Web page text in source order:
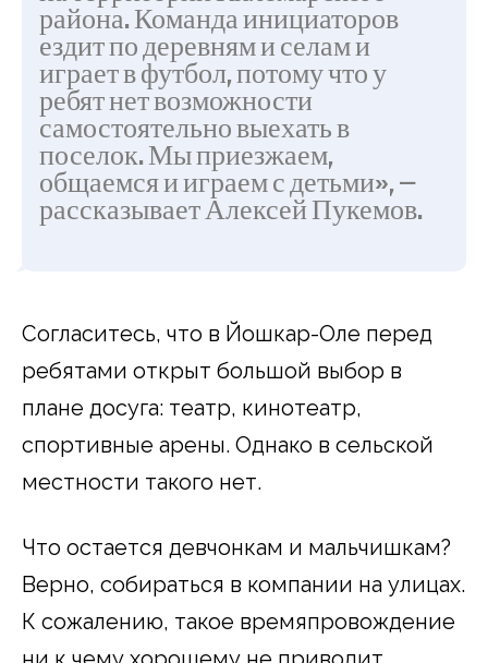
района. Команда инициаторов
ездит по деревням и селам и
играет в футбол, потому что у
ребят нет возможности
самостоятельно выехать в
поселок. Мы приезжаем,
общаемся и играем с детьми», —
рассказывает Алексей Пукемов.
Согласитесь, что в Йошкар-Оле перед
ребятами открыт большой выбор в
плане досуга: театр, кинотеатр,
спортивные арены. Однако в сельской
местности такого нет.
Что остается девчонкам и мальчишкам?
Верно, собираться в компании на улицах.
К сожалению, такое времяпровождение